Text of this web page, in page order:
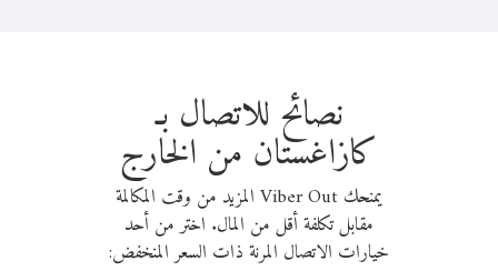
نصائح للاتصال بـ
كازاغستان من الخارج
يمنحك Viber Out المزيد من وقت المكالمة
مقابل تكلفة أقل من المال. اختر من أحد
خيارات الاتصال المرنة ذات السعر المنخفض: